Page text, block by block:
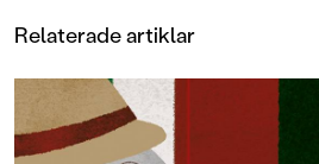
Relaterade artiklar